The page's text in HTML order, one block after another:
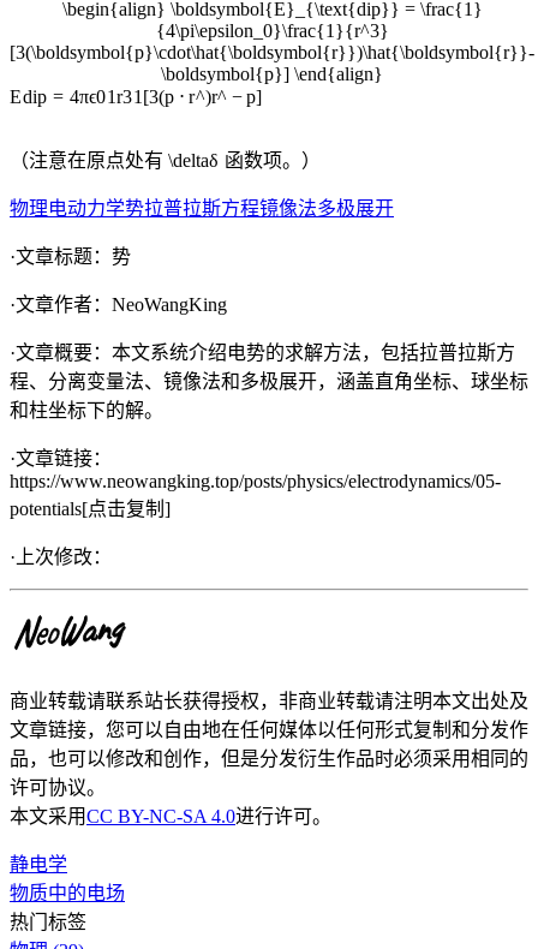
\begin{align} \boldsymbol{E}_{\text{dip}} = \frac{1}
{4\pi\epsilon_0}\frac{1}{r^3}
[3(\boldsymbol{p}\cdot\hat{\boldsymbol{r}})\hat{\boldsymbol{r}}-
\boldsymbol{p}] \end{align}
Edip = 4πϵ01r31[3(p ⋅ r^)r^ − p]
（注意在原点处有 \deltaδ 函数项。）
物理电动力学势拉普拉斯方程镜像法多极展开
·文章标题： 势
·文章作者： NeoWangKing
·文章概要： 本文系统介绍电势的求解方法，包括拉普拉斯方
程、分离变量法、镜像法和多极展开，涵盖直角坐标、球坐标
和柱坐标下的解。
·文章链接：
https://www.neowangking.top/posts/physics/electrodynamics/05-
potentials[点击复制]
·上次修改：
商业转载请联系站长获得授权，非商业转载请注明本文出处及
文章链接，您可以自由地在任何媒体以任何形式复制和分发作
品，也可以修改和创作，但是分发衍生作品时必须采用相同的
许可协议。
本文采用CC BY-NC-SA 4.0进行许可。
静电学
物质中的电场
热门标签